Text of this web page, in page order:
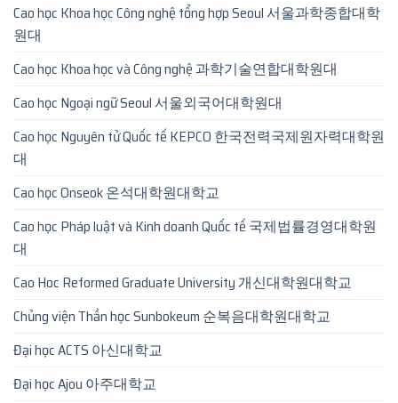
Cao học Khoa học Công nghệ tổng hợp Seoul 서울과학종합대학
원대
Cao học Khoa học và Công nghệ 과학기술연합대학원대
Cao học Ngoại ngữ Seoul 서울외국어대학원대
Cao học Nguyên tử Quốc tế KEPCO 한국전력국제원자력대학원
대
Cao học Onseok 온석대학원대학교
Cao học Pháp luật và Kinh doanh Quốc tế 국제법률경영대학원
대
Cao Hoc Reformed Graduate University 개신대학원대학교
Chủng viện Thần học Sunbokeum 순복음대학원대학교
Đại học ACTS 아신대학교
Đại học Ajou 아주대학교